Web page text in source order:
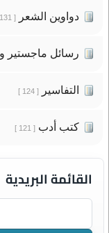
دواوين الشعر[ 131 ]
رسائل ماجستير
التفاسير[ 124 ]
كتب أدب[ 121 ]
القائمة البريدية